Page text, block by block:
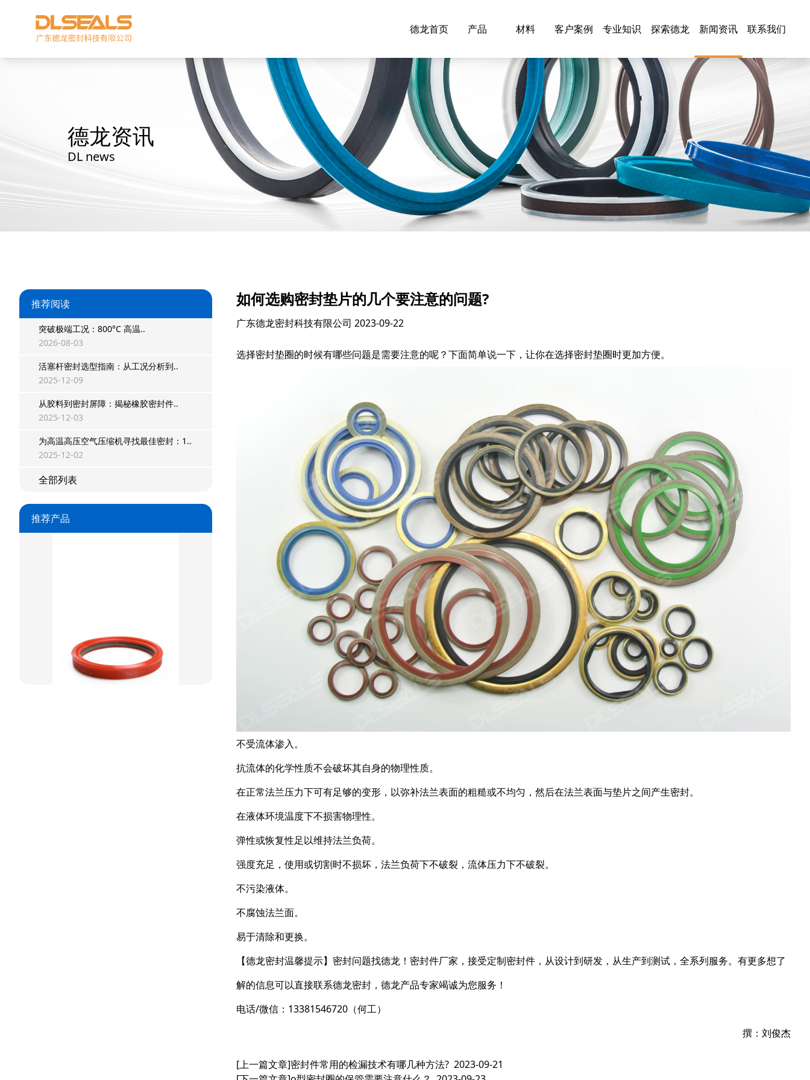
德龙首页 产品 材料 客户案例 专业知识 探索德龙 新闻资讯 联系我们
德龙资讯
DL news
推荐阅读
突破极端工况：800°C 高温..
2026-08-03
活塞杆密封选型指南：从工况分析到..
2025-12-09
从胶料到密封屏障：揭秘橡胶密封件..
2025-12-03
为高温高压空气压缩机寻找最佳密封：1..
2025-12-02
全部列表
推荐产品
星型双O组合
组合密封
重载阶梯组合
星型双O组合
阶梯组合封
如何选购密封垫片的几个要注意的问题?
广东德龙密封科技有限公司 2023-09-22
选择密封垫圈的时候有哪些问题是需要注意的呢？下面简单说一下，让你在选择密封垫圈时更加方便。
不受流体渗入。
抗流体的化学性质不会破坏其自身的物理性质。
在正常法兰压力下可有足够的变形，以弥补法兰表面的粗糙或不均匀，然后在法兰表面与垫片之间产生密封。
在液体环境温度下不损害物理性。
弹性或恢复性足以维持法兰负荷。
强度充足，使用或切割时不损坏，法兰负荷下不破裂，流体压力下不破裂。
不污染液体。
不腐蚀法兰面。
易于清除和更换。
【德龙密封温馨提示】密封问题找德龙！密封件厂家，接受定制密封件，从设计到研发，从生产到测试，全系列服务。有更多想了
解的信息可以直接联系德龙密封，德龙产品专家竭诚为您服务！
电话/微信：13381546720（何工）
撰：刘俊杰
[上一篇文章]密封件常用的检漏技术有哪几种方法? 2023-09-21